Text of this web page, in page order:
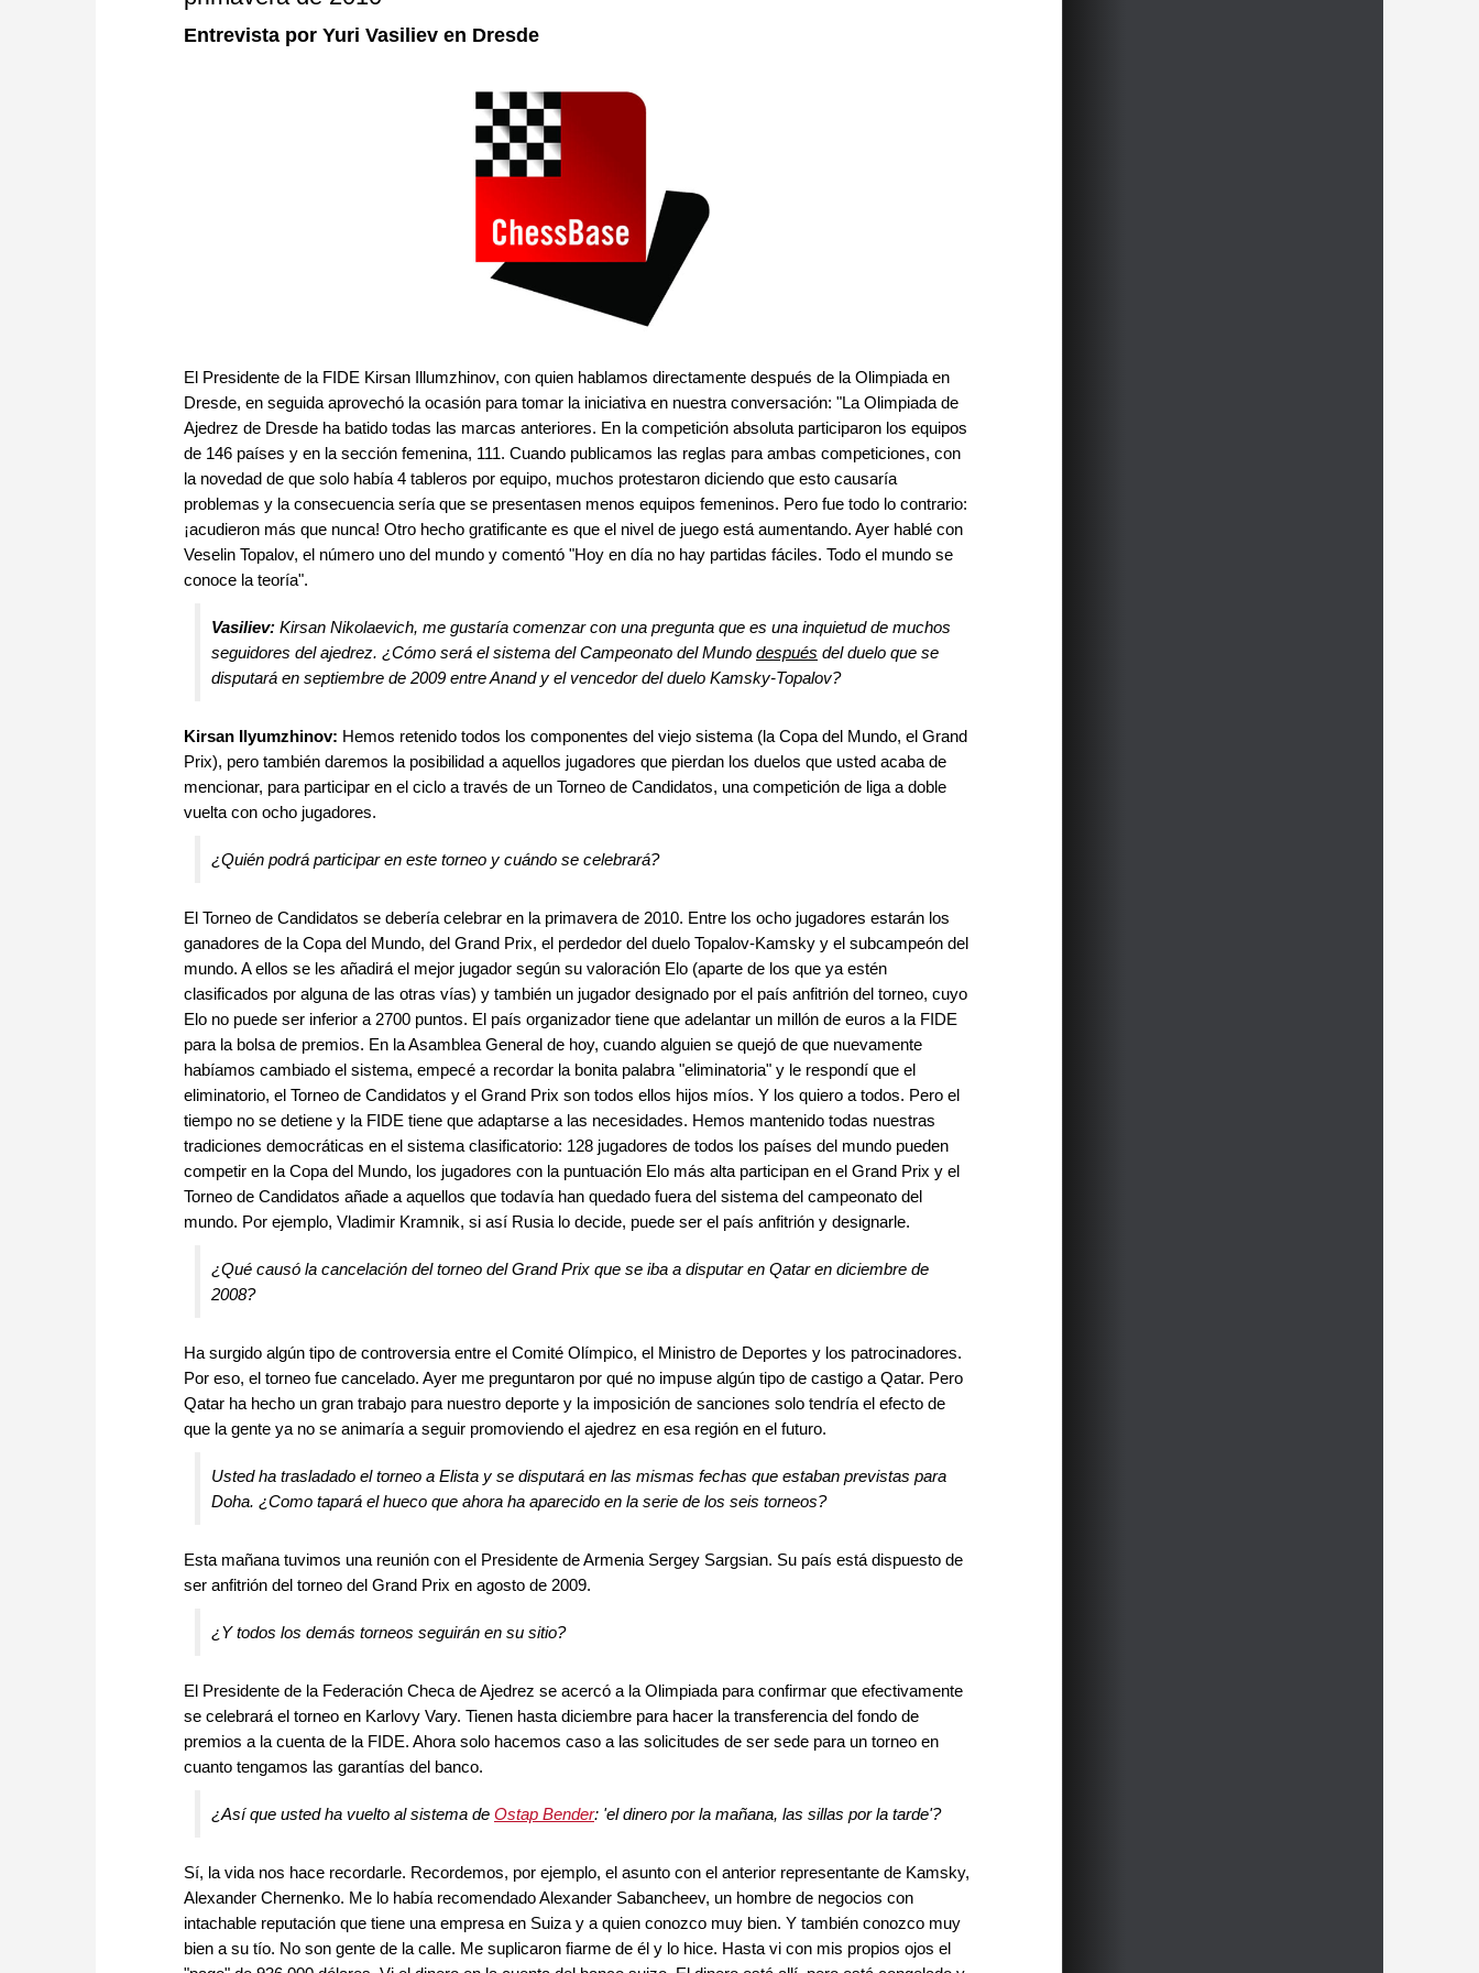
Entrevista por Yuri Vasiliev en Dresde
El Presidente de la FIDE Kirsan Illumzhinov, con quien hablamos directamente después de la Olimpiada en
Dresde, en seguida aprovechó la ocasión para tomar la iniciativa en nuestra conversación: "La Olimpiada de
Ajedrez de Dresde ha batido todas las marcas anteriores. En la competición absoluta participaron los equipos
de 146 países y en la sección femenina, 111. Cuando publicamos las reglas para ambas competiciones, con
la novedad de que solo había 4 tableros por equipo, muchos protestaron diciendo que esto causaría
problemas y la consecuencia sería que se presentasen menos equipos femeninos. Pero fue todo lo contrario:
¡acudieron más que nunca! Otro hecho gratificante es que el nivel de juego está aumentando. Ayer hablé con
Veselin Topalov, el número uno del mundo y comentó "Hoy en día no hay partidas fáciles. Todo el mundo se
conoce la teoría".
Vasiliev: Kirsan Nikolaevich, me gustaría comenzar con una pregunta que es una inquietud de muchos
seguidores del ajedrez. ¿Cómo será el sistema del Campeonato del Mundo después del duelo que se
disputará en septiembre de 2009 entre Anand y el vencedor del duelo Kamsky-Topalov?
Kirsan Ilyumzhinov: Hemos retenido todos los componentes del viejo sistema (la Copa del Mundo, el Grand
Prix), pero también daremos la posibilidad a aquellos jugadores que pierdan los duelos que usted acaba de
mencionar, para participar en el ciclo a través de un Torneo de Candidatos, una competición de liga a doble
vuelta con ocho jugadores.
¿Quién podrá participar en este torneo y cuándo se celebrará?
El Torneo de Candidatos se debería celebrar en la primavera de 2010. Entre los ocho jugadores estarán los
ganadores de la Copa del Mundo, del Grand Prix, el perdedor del duelo Topalov-Kamsky y el subcampeón del
mundo. A ellos se les añadirá el mejor jugador según su valoración Elo (aparte de los que ya estén
clasificados por alguna de las otras vías) y también un jugador designado por el país anfitrión del torneo, cuyo
Elo no puede ser inferior a 2700 puntos. El país organizador tiene que adelantar un millón de euros a la FIDE
para la bolsa de premios. En la Asamblea General de hoy, cuando alguien se quejó de que nuevamente
habíamos cambiado el sistema, empecé a recordar la bonita palabra "eliminatoria" y le respondí que el
eliminatorio, el Torneo de Candidatos y el Grand Prix son todos ellos hijos míos. Y los quiero a todos. Pero el
tiempo no se detiene y la FIDE tiene que adaptarse a las necesidades. Hemos mantenido todas nuestras
tradiciones democráticas en el sistema clasificatorio: 128 jugadores de todos los países del mundo pueden
competir en la Copa del Mundo, los jugadores con la puntuación Elo más alta participan en el Grand Prix y el
Torneo de Candidatos añade a aquellos que todavía han quedado fuera del sistema del campeonato del
mundo. Por ejemplo, Vladimir Kramnik, si así Rusia lo decide, puede ser el país anfitrión y designarle.
¿Qué causó la cancelación del torneo del Grand Prix que se iba a disputar en Qatar en diciembre de
2008?
Ha surgido algún tipo de controversia entre el Comité Olímpico, el Ministro de Deportes y los patrocinadores.
Por eso, el torneo fue cancelado. Ayer me preguntaron por qué no impuse algún tipo de castigo a Qatar. Pero
Qatar ha hecho un gran trabajo para nuestro deporte y la imposición de sanciones solo tendría el efecto de
que la gente ya no se animaría a seguir promoviendo el ajedrez en esa región en el futuro.
Usted ha trasladado el torneo a Elista y se disputará en las mismas fechas que estaban previstas para
Doha. ¿Como tapará el hueco que ahora ha aparecido en la serie de los seis torneos?
Esta mañana tuvimos una reunión con el Presidente de Armenia Sergey Sargsian. Su país está dispuesto de
ser anfitrión del torneo del Grand Prix en agosto de 2009.
¿Y todos los demás torneos seguirán en su sitio?
El Presidente de la Federación Checa de Ajedrez se acercó a la Olimpiada para confirmar que efectivamente
se celebrará el torneo en Karlovy Vary. Tienen hasta diciembre para hacer la transferencia del fondo de
premios a la cuenta de la FIDE. Ahora solo hacemos caso a las solicitudes de ser sede para un torneo en
cuanto tengamos las garantías del banco.
¿Así que usted ha vuelto al sistema de Ostap Bender: 'el dinero por la mañana, las sillas por la tarde'?
Sí, la vida nos hace recordarle. Recordemos, por ejemplo, el asunto con el anterior representante de Kamsky,
Alexander Chernenko. Me lo había recomendado Alexander Sabancheev, un hombre de negocios con
intachable reputación que tiene una empresa en Suiza y a quien conozco muy bien. Y también conozco muy
bien a su tío. No son gente de la calle. Me suplicaron fiarme de él y lo hice. Hasta vi con mis propios ojos el